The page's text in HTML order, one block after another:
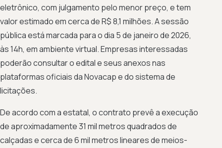
eletrônico, com julgamento pelo menor preço, e tem
valor estimado em cerca de R$ 8,1 milhões. A sessão
pública está marcada para o dia 5 de janeiro de 2026,
às 14h, em ambiente virtual. Empresas interessadas
poderão consultar o edital e seus anexos nas
plataformas oficiais da Novacap e do sistema de
licitações.
De acordo com a estatal, o contrato prevê a execução
de aproximadamente 31 mil metros quadrados de
calçadas e cerca de 6 mil metros lineares de meios-